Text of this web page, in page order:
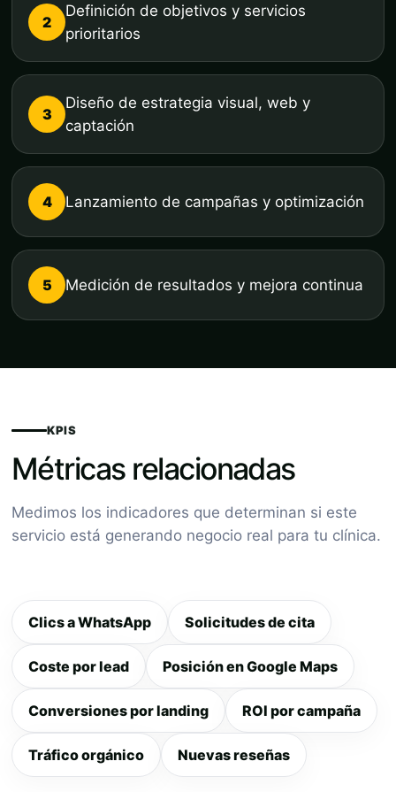
2
Definición de objetivos y servicios
prioritarios
3
Diseño de estrategia visual, web y
captación
4 Lanzamiento de campañas y optimización
5 Medición de resultados y mejora continua
KPIS
Métricas relacionadas
Medimos los indicadores que determinan si este
servicio está generando negocio real para tu clínica.
Clics a WhatsApp Solicitudes de cita
Coste por lead Posición en Google Maps
Conversiones por landing ROI por campaña
Tráfico orgánico Nuevas reseñas